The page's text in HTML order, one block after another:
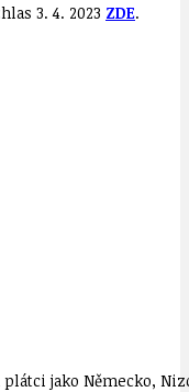
3. 4. 2023 ZDE.
jako Německo,